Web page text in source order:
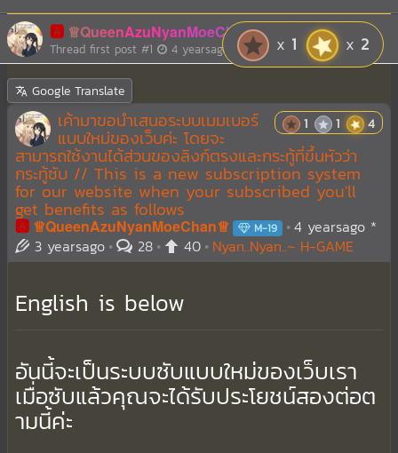
🅰️ ♕QueenAzuNyanMoeChan♕ M-19
Thread first post #1 4 yearsago
Google Translate
1
1 4
เค้ามาขอนำเสนอระบบเมมเบอร์
แบบใหม่ของเว็บค่ะ โดยจะ
สามารถใช้งานได้ส่วนของลิงก์ตรงและกระทู้ที่ขึ้นหัวว่า
กระทู้ซับ // This is a new subscription system
for our website when your subscribed you'll
get benefits as follows
🅰️ ♕QueenAzuNyanMoeChan♕ M-19 4 yearsago*
3 yearsago
28 40 Nyan..Nyan..~ H-GAME
English is below
อันนี้จะเป็นระบบซับแบบใหม่ของเว็บเรา
เมื่อซับแล้วคุณจะได้รับประโยชน์สองต่อต
ามนี้ค่ะ
1 2